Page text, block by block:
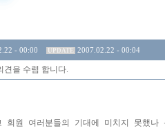
- 00:00 UPDATE 2007.02.22 - 00:04
견을 수렴 합니다.
회원 여러분들의 기대에 미치지 못했나